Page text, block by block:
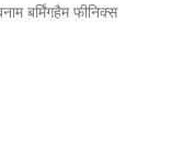
बर्मिंगहैम फीनिक्स